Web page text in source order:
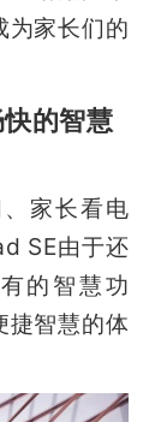
为家长们的
的智慧
家长看电
SE由于还
的智慧功
捷智慧的体